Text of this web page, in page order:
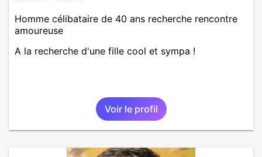
Homme célibataire de 40 ans recherche rencontre
amoureuse
A la recherche d'une fille cool et sympa !
Voir le profil